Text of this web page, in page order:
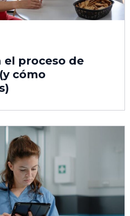
el proceso de
cómo